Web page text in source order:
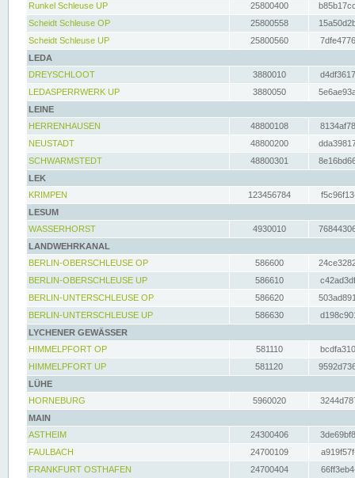
Runkel Schleuse UP
25800400
Scheidt Schleuse OP
25800558
Scheidt Schleuse UP
25800560
LEDA
DREYSCHLOOT
3880010
LEDASPERRWERK UP
3880050
LEINE
HERRENHAUSEN
48800108
NEUSTADT
48800200
SCHWARMSTEDT
48800301
LEK
KRIMPEN
123456784
LESUM
WASSERHORST
4930010
LANDWEHRKANAL
BERLIN-OBERSCHLEUSE OP
586600
BERLIN-OBERSCHLEUSE UP
586610
BERLIN-UNTERSCHLEUSE OP
586620
BERLIN-UNTERSCHLEUSE UP
586630
LYCHENER GEWÄSSER
HIMMELPFORT OP
581110
HIMMELPFORT UP
581120
LÜHE
HORNEBURG
5960020
MAIN
ASTHEIM
24300406
FAULBACH
24700109
FRANKFURT OSTHAFEN
24700404